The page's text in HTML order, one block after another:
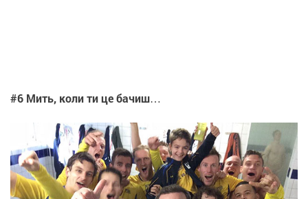
#6 Мить, коли ти це бачиш…